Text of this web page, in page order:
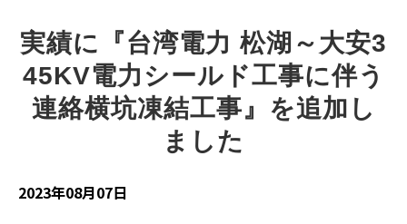
実績に『台湾電力 松湖～大安3
45KV電力シールド工事に伴う
連絡横坑凍結工事』を追加し
ました
2023年08月07日